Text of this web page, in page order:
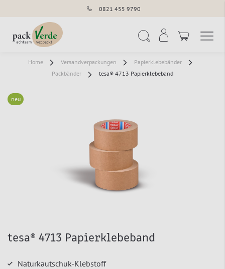
0821 455 9790
Home Versandverpackungen
Papierklebebänder
Packbänder
tesa® 4713 Papierklebeband
neu
tesa® 4713 Papierklebeband
Naturkautschuk-Klebstoff